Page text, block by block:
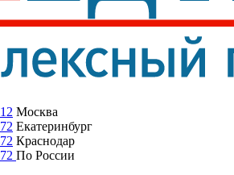
Москва
Екатеринбург
Краснодар
По России